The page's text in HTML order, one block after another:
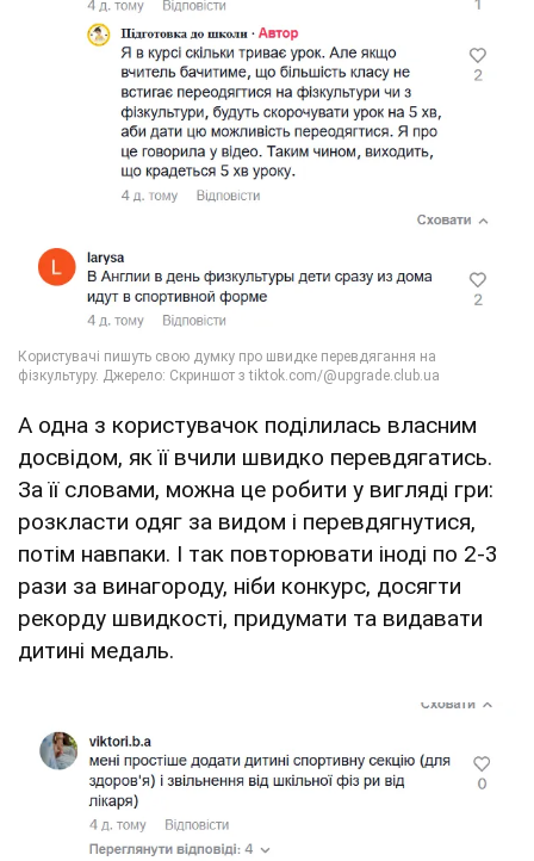
А одна з користувачок поділилась власним
досвідом, як її вчили швидко перевдягатись.
За її словами, можна це робити у вигляді гри:
розкласти одяг за видом і перевдягнутися,
потім навпаки. І так повторювати іноді по 2-3
рази за винагороду, ніби конкурс, досягти
рекорду швидкості, придумати та видавати
дитині медаль.